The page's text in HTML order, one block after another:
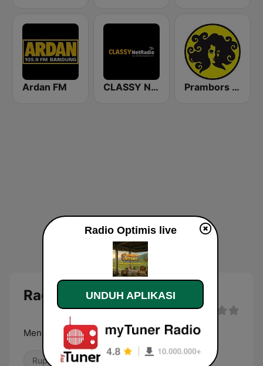
Ardan FM CLASSY NetRadio Prambors FM 102.2 Jakarta
Radio Optimis
Menghibur dan inspiratif
Rupa-Rupa
Radio Optimis live
UNDUH APLIKASI